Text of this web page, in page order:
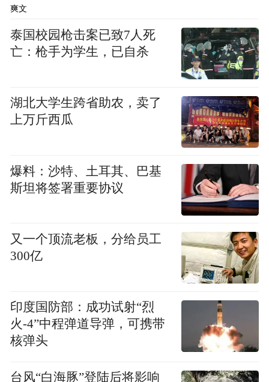
台州市人大常委会副主任管文新致辞
台州素有“山海水城、和合圣地、制造之都”
文化底蕴深厚。本次活动以“道贯天地 和合共
生”为主题，共同探讨洞天福地研究保护工
界要加强自身建设，积极发掘道教文化资源
的当代价值，构建出具有时代特色、惠利天
下的洞天福地，为人民美好生活贡献道教智
慧和力量。
爽文
泰国校园枪击案已致7人死
亡：枪手为学生，已自杀
湖北大学生跨省助农，卖了
上万斤西瓜
爆料：沙特、土耳其、巴基
斯坦将签署重要协议
又一个顶流老板，分给员工
300亿
印度国防部：成功试射“烈
火-4”中程弹道导弹，可携带
核弹头
台风“白海豚”登陆后将影响